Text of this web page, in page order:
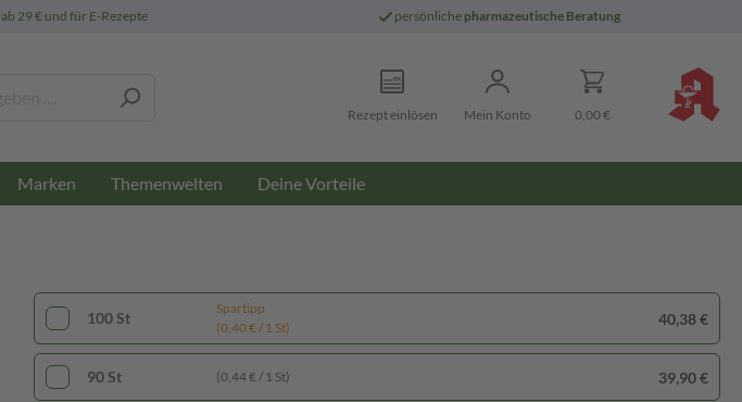
ab 29 € und für E-Rezepte persönliche pharmazeutische Beratung
Rezept einlösen Mein Konto 0,00 €
Marken Themenwelten Deine Vorteile
100 St
Spartipp
(0,40 € / 1 St)
40,38 €
90 St (0,44 € / 1 St) 39,90 €